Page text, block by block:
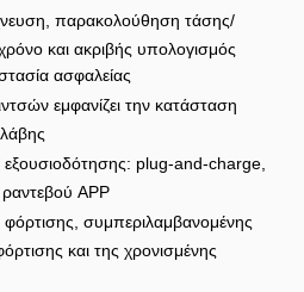
παρακολούθηση τάσης/
και ακριβής υπολογισμός
ασφαλείας
εμφανίζει την κατάσταση
εξουσιοδότησης: plug-and-charge,
APP
φόρτισης, συμπεριλαμβανομένης
και της χρονισμένης